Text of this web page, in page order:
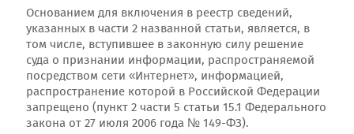
Основанием для включения в реестр сведений,
указанных в части 2 названной статьи, является, в
том числе, вступившее в законную силу решение
суда о признании информации, распространяемой
посредством сети «Интернет», информацией,
распространение которой в Российской Федерации
запрещено (пункт 2 части 5 статьи 15.1 Федерального
закона от 27 июля 2006 года № 149-ФЗ).